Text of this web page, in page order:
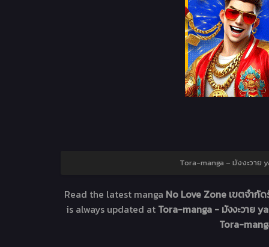
Tora-manga – มังงะวาย
Read the latest manga No Love Zone เขตจำกั
is always updated at Tora-manga - มังงะวาย
Tora-